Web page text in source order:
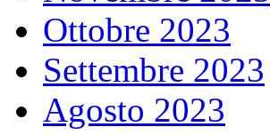
Ottobre 2023
Settembre 2023
Agosto 2023